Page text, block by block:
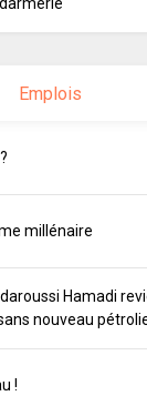
Emplois
millénaire
Hamadi
nouveau
!